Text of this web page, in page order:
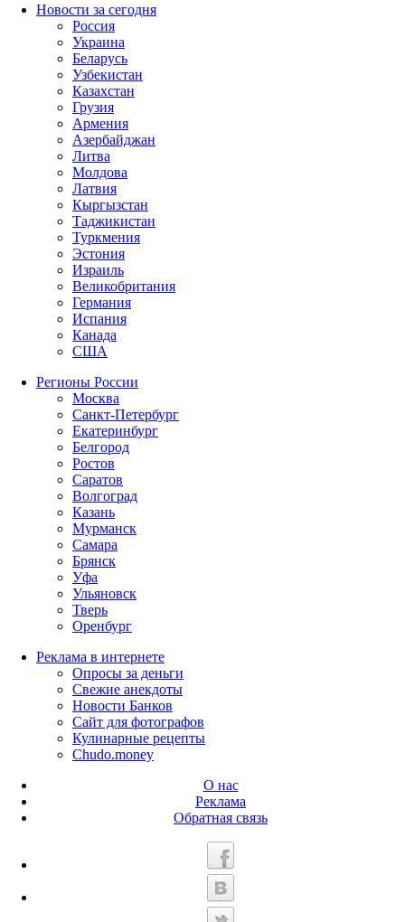
Новости за сегодня
Россия
Украина
Беларусь
Узбекистан
Казахстан
Грузия
Армения
Азербайджан
Литва
Молдова
Латвия
Кыргызстан
Таджикистан
Туркмения
Эстония
Израиль
Великобритания
Германия
Испания
Канада
США
Регионы России
Москва
Санкт-Петербург
Екатеринбург
Белгород
Ростов
Саратов
Волгоград
Казань
Мурманск
Самара
Брянск
Уфа
Ульяновск
Тверь
Оренбург
Реклама в интернете
Опросы за деньги
Свежие анекдоты
Новости Банков
Сайт для фотографов
Кулинарные рецепты
Chudo.money
О нас
Реклама
Обратная связь